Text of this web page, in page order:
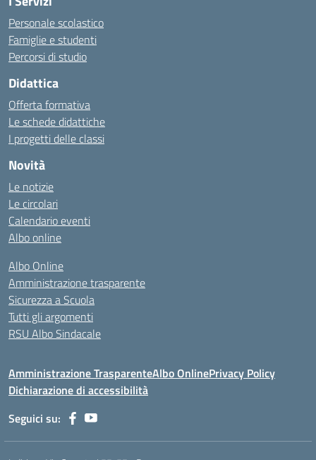
Personale scolastico
Famiglie e studenti
Percorsi di studio
Didattica
Offerta formativa
Le schede didattiche
I progetti delle classi
Novità
Le notizie
Le circolari
Calendario eventi
Albo online
Albo Online
Amministrazione trasparente
Sicurezza a Scuola
Tutti gli argomenti
RSU Albo Sindacale
Amministrazione TrasparenteAlbo OnlinePrivacy Policy
Dichiarazione di accessibilità
Seguici su: